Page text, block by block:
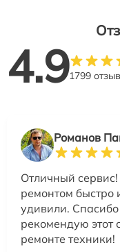
4.91799
Романов
Отличный
ремонтом быстро
удивили.
рекомендую этот
ремонте техники!